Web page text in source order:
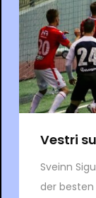
Vestri
Sveinn
der